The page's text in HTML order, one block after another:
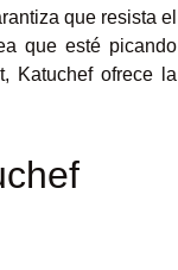
que resista el
que esté picando
Katuchef ofrece la